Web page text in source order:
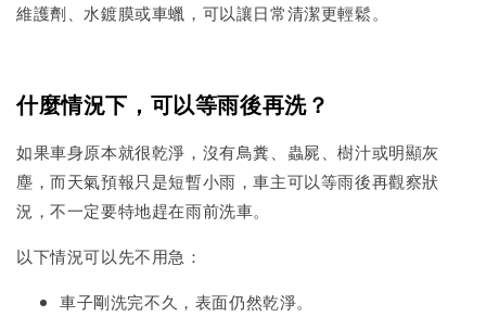
維護劑、水鍍膜或車蠟，可以讓日常清潔更輕鬆。
什麼情況下，可以等雨後再洗？
如果車身原本就很乾淨，沒有鳥糞、蟲屍、樹汁或明顯灰
塵，而天氣預報只是短暫小雨，車主可以等雨後再觀察狀
況，不一定要特地趕在雨前洗車。
以下情況可以先不用急：
車子剛洗完不久，表面仍然乾淨。